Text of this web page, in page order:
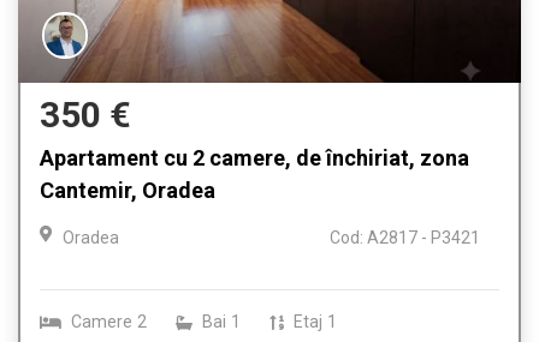
350 €
Apartament cu 2 camere, de închiriat, zona
Cantemir, Oradea
Oradea Cod: A2817 - P3421
Camere 2 Bai 1 Etaj 1